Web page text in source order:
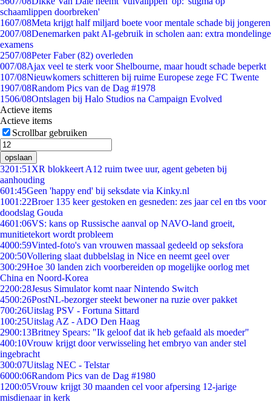
schaamlippen doorbreken'
1607/08Meta krijgt half miljard boete voor mentale schade bij jongeren
2007/08Denemarken pakt AI-gebruik in scholen aan: extra mondelinge
examens
2507/08Peter Faber (82) overleden
007/08Ajax veel te sterk voor Shelbourne, maar houdt schade beperkt
107/08Nieuwkomers schitteren bij ruime Europese zege FC Twente
1907/08Random Pics van de Dag #1978
1506/08Ontslagen bij Halo Studios na Campaign Evolved
Actieve items
Actieve items
Scrollbar gebruiken
opslaan
3201:51 XR blokkeert A12 ruim twee uur, agent gebeten bij
aanhouding
601:45Geen 'happy end' bij seksdate via Kinky.nl
1001:22Broer 135 keer gestoken en gesneden: zes jaar cel en tbs voor
doodslag Gouda
4601:06VS: kans op Russische aanval op NAVO-land groeit,
munitietekort wordt probleem
4000:59Vinted-foto's van vrouwen massaal gedeeld op seksfora
200:50Vollering slaat dubbelslag in Nice en neemt geel over
300:29Hoe 30 landen zich voorbereiden op mogelijke oorlog met
China en Noord-Korea
2200:28Jesus Simulator komt naar Nintendo Switch
4500:26PostNL-bezorger steekt bewoner na ruzie over pakket
700:26Uitslag PSV - Fortuna Sittard
100:25Uitslag AZ - ADO Den Haag
2900:13Britney Spears: "Ik geloof dat ik heb gefaald als moeder"
400:10Vrouw krijgt door verwisseling het embryo van ander stel
ingebracht
300:07Uitslag NEC - Telstar
6000:06Random Pics van de Dag #1980
1200:05Vrouw krijgt 30 maanden cel voor afpersing 12-jarige
misdienaar in kerk